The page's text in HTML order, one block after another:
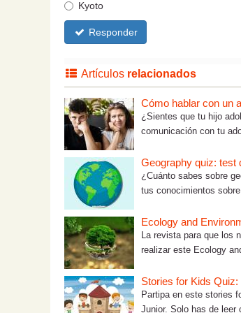
Kyoto
Responder
Artículos relacionados
Cómo hablar con un
¿Sientes que tu hijo
comunicación con tu
Geography quiz: test
¿Cuánto sabes sobre
tus conocimientos
Ecology and
La revista para que los
realizar este Ecology
Stories for Kids
Partipa en este stories
Junior. Solo has de leer